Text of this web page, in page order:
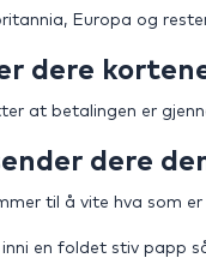
Europa og
dere
at betalingen er
dere
til å vite hva som
en foldet stiv papp